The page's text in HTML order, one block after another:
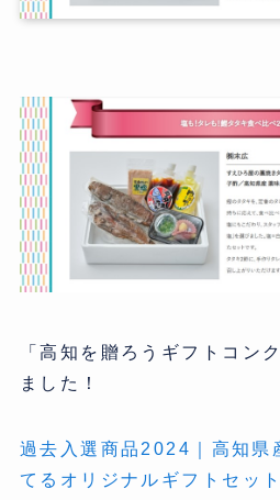
「高知を贈ろうギフトコン
ました！
過去入選商品2024｜高知県
てるオリジナルギフトセッ